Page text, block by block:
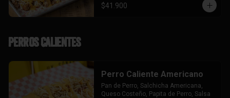
$41.900
Perros Calientes
Perro Caliente Americano
Pan de Perro, Salchicha Americana,
Queso Costeño, Papita de Perro, Salsa